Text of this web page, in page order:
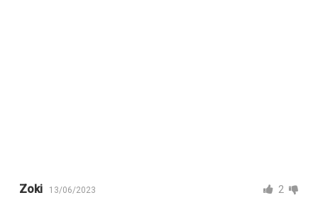
Zoki 13/06/2023 2